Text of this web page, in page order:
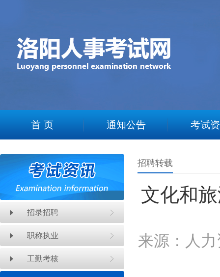
首 页 通知公告 考试
招录招聘
职称执业
工勤考核
招聘转载
文化和
来源：人